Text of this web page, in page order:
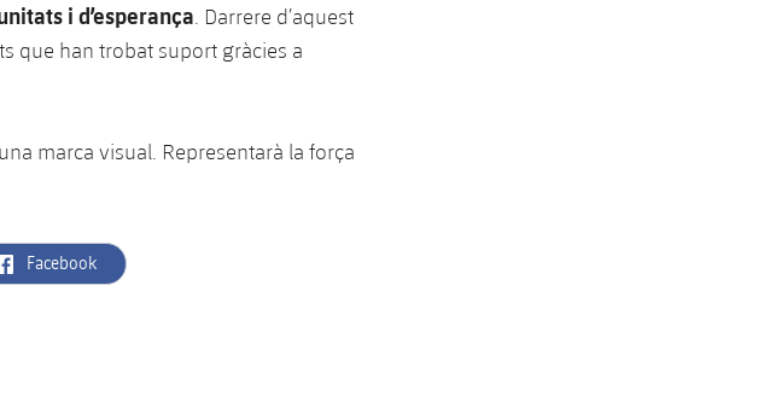
i d’esperança. Darrere d’aquest
que han trobat suport gràcies a
marca visual. Representarà la força
label.aria.facebook
Facebook